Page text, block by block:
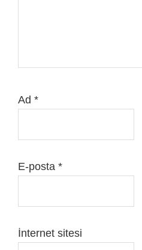
Ad *
E-posta *
İnternet sitesi